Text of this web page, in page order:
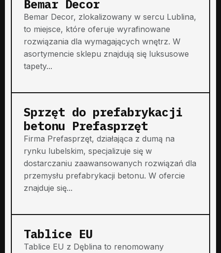
Bemar Decor
Bemar Decor, zlokalizowany w sercu Lublina,
to miejsce, które oferuje wyrafinowane
rozwiązania dla wymagających wnętrz. W
asortymencie sklepu znajdują się luksusowe
tapety...
Sprzęt do prefabrykacji
betonu Prefasprzęt
Firma Prefasprzęt, działająca z dumą na
rynku lubelskim, specjalizuje się w
dostarczaniu zaawansowanych rozwiązań dla
przemysłu prefabrykacji betonu. W ofercie
znajduje się...
Tablice EU
Tablice EU z Dęblina to renomowany